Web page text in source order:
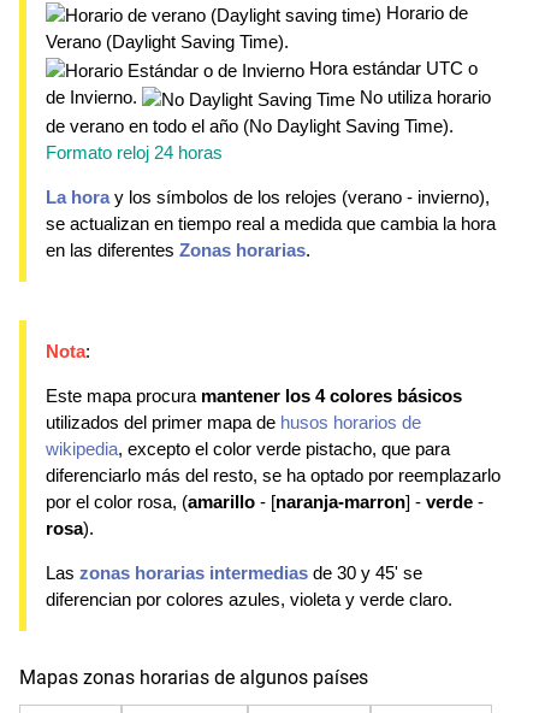
Horario de
Verano (Daylight Saving Time).
Hora estándar UTC o
de Invierno.
No utiliza horario
de verano en todo el año (No Daylight Saving Time).
Formato reloj 24 horas
La horay los símbolos de los relojes (verano - invierno),
se actualizan en tiempo real a medida que cambia la hora
en las diferentes Zonas horarias.
Nota:
Este mapa procura mantener los 4 colores básicos
utilizados del primer mapa de husos horarios de
wikipedia, excepto el color verde pistacho, que para
diferenciarlo más del resto, se ha optado por reemplazarlo
por el color rosa, (amarillo - [naranja-marron] - verde -
rosa).
Las zonas horarias intermedias de 30 y 45' se
diferencian por colores azules, violeta y verde claro.
Mapas zonas horarias de algunos países